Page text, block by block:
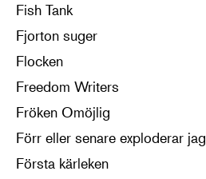
Fish Tank
Fjorton suger
Flocken
Freedom Writers
Fröken Omöjlig
Förr eller senare exploderar jag
Första kärleken